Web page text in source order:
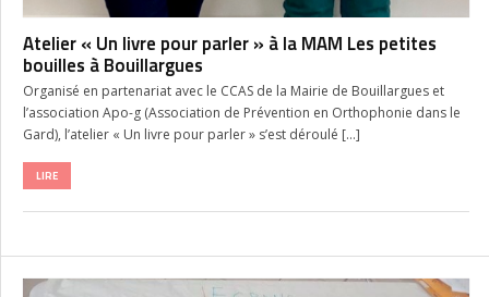
Atelier « Un livre pour parler » à la MAM Les petites
bouilles à Bouillargues
Organisé en partenariat avec le CCAS de la Mairie de Bouillargues et
l’association Apo-g (Association de Prévention en Orthophonie dans le
Gard), l’atelier « Un livre pour parler » s’est déroulé […]
LIRE